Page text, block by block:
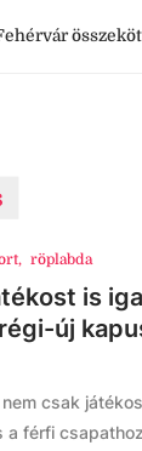
összeköt
, röplabda
is
új
csak
a férfi